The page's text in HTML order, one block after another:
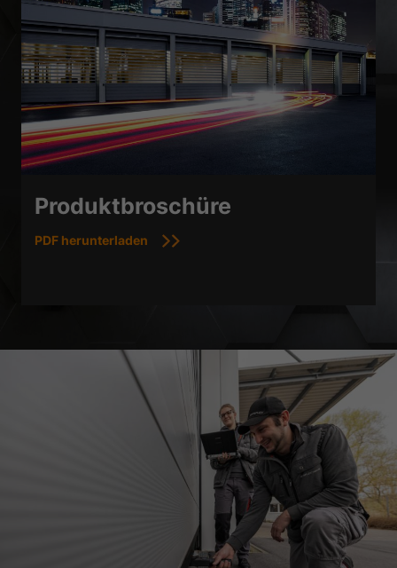
Produktbroschüre
PDF herunterladen